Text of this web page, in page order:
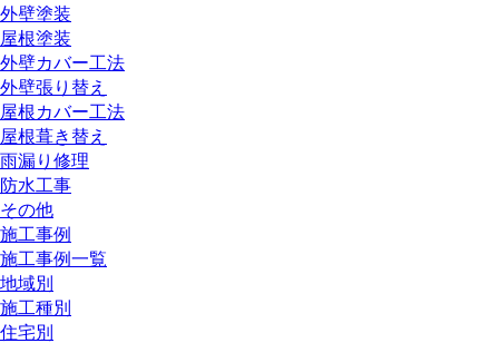
外壁塗装
屋根塗装
外壁カバー工法
外壁張り替え
屋根カバー工法
屋根葺き替え
雨漏り修理
防水工事
その他
施工事例
施工事例一覧
地域別
施工種別
住宅別